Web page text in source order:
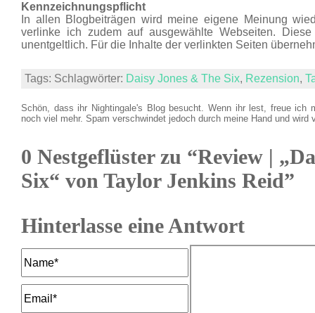
Kennzeichnungspflicht
In allen Blogbeiträgen wird meine eigene Meinung
verlinke ich zudem auf ausgewählte Webseiten.
unentgeltlich. Für die Inhalte der verlinkten Seiten
Tags: Schlagwörter: Daisy Jones & The Six, Rezension,
Schön, dass ihr Nightingale's Blog besucht. Wenn ihr lest, freue ich
noch viel mehr. Spam verschwindet jedoch durch meine Hand und wird
0 Nestgeflüster zu “Review |
Six“ von Taylor Jenkins Reid”
Hinterlasse eine Antwort